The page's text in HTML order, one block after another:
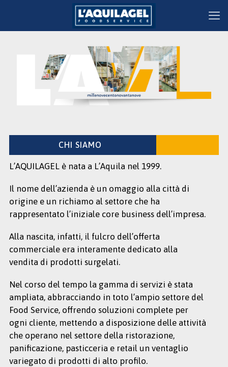
CHI SIAMO
L’AQUILAGEL è nata a L’Aquila nel 1999.
Il nome dell’azienda è un omaggio alla città di
origine e un richiamo al settore che ha
rappresentato l’iniziale core business dell’impresa.
Alla nascita, infatti, il fulcro dell’offerta
commerciale era interamente dedicato alla
vendita di prodotti surgelati.
Nel corso del tempo la gamma di servizi è stata
ampliata, abbracciando in toto l’ampio settore del
Food Service, offrendo soluzioni complete per
ogni cliente, mettendo a disposizione delle attività
che operano nel settore della ristorazione,
panificazione, pasticceria e retail un ventaglio
variegato di prodotti di alto profilo.